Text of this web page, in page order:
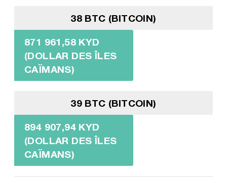
38 BTC (BITCOIN)
871 961,58 KYD
(DOLLAR DES ÎLES
CAÏMANS)
39 BTC (BITCOIN)
894 907,94 KYD
(DOLLAR DES ÎLES
CAÏMANS)